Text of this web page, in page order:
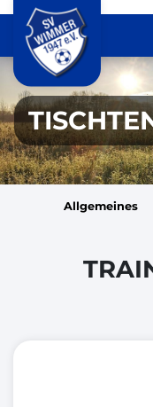
Allgemeines